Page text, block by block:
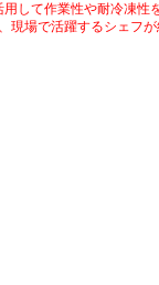
して作業性や耐冷凍性
現場で活躍するシェフ